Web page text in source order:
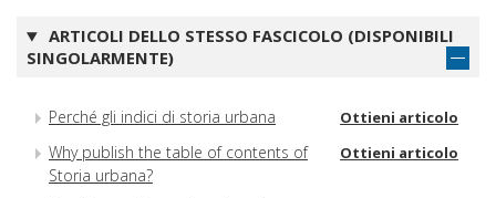
ARTICOLI DELLO STESSO FASCICOLO (DISPONIBILI
SINGOLARMENTE)
Perché gli indici di storia urbana Ottieni articolo
Why publish the table of contents of
Storia urbana?
Ottieni articolo